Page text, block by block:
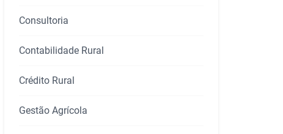
Consultoria
Contabilidade Rural
Crédito Rural
Gestão Agrícola